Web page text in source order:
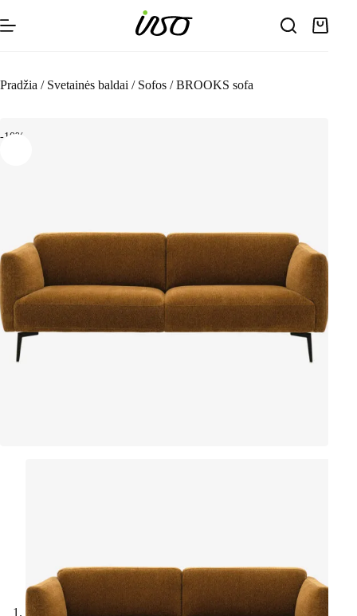
to
content
Pradžia / Svetainės baldai / Sofos / BROOKS sofa
-10%